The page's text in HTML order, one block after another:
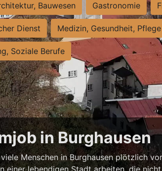
Bauwesen Gastronomie
Dienst Medizin, Gesundheit, Pflege
Soziale Berufe
in Burghausen
Menschen in Burghausen plötzlich